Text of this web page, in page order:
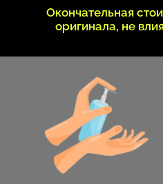
Окончательная
оригинала, не